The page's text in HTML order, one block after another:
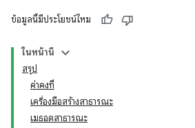
ข้อมูลนี้มีประโยชน์ไหม
ในหน้านี้
สรุป
ค่าคงที่
เครื่องมือสร้างสาธารณะ
เมธอดสาธารณะ